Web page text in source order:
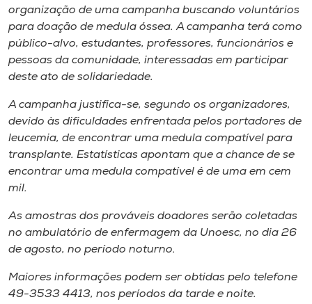
CPA
Biblioteca
Rádio
Museu
Unoesc
Store
Selecione
organização de uma campanha buscando voluntários
para doação de medula óssea. A campanha terá como
público-alvo, estudantes, professores, funcionários e
pessoas da comunidade, interessadas em participar
deste ato de solidariedade.
A campanha justifica-se, segundo os organizadores,
devido às dificuldades enfrentada pelos portadores de
leucemia, de encontrar uma medula compatível para
transplante. Estatísticas apontam que a chance de se
encontrar uma medula compatível é de uma em cem
mil.
As amostras dos prováveis doadores serão coletadas
no ambulatório de enfermagem da Unoesc, no dia 26
de agosto, no período noturno.
Maiores informações podem ser obtidas pelo telefone
49-3533 4413, nos períodos da tarde e noite.